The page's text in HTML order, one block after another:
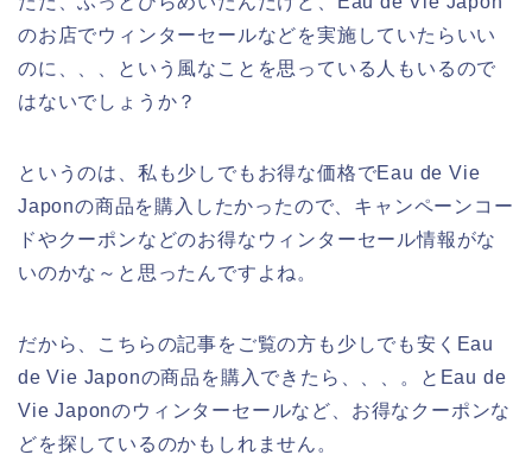
のお店でウィンターセールなどを実施していたらいい
のに、、、という風なことを思っている人もいるので
はないでしょうか？
というのは、私も少しでもお得な価格でEau de Vie
Japonの商品を購入したかったので、キャンペーンコー
ドやクーポンなどのお得なウィンターセール情報がな
いのかな～と思ったんですよね。
だから、こちらの記事をご覧の方も少しでも安くEau
de Vie Japonの商品を購入できたら、、、。とEau de
Vie Japonのウィンターセールなど、お得なクーポンな
どを探しているのかもしれません。